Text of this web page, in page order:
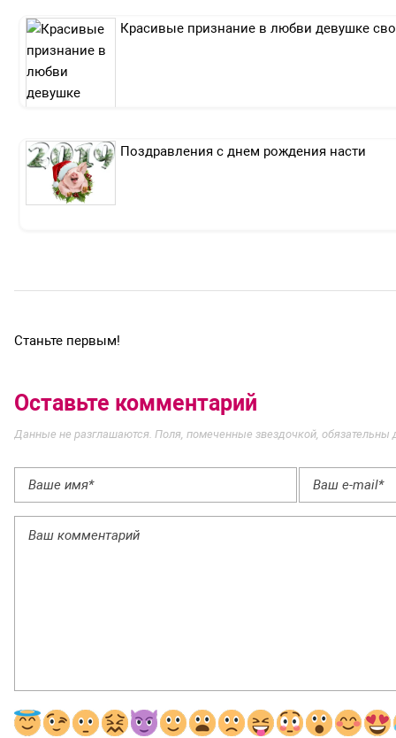
Красивые признание в любви девушке
Поздравления с днем рождения насти
Станьте первым!
Оставьте комментарий
Данные не разглашаются. Поля, помеченные звездочкой, обязательны